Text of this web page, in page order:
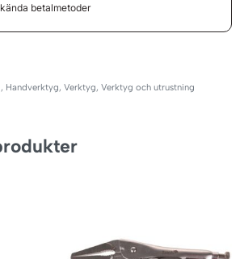
betalmetoder
, Handverktyg, Verktyg, Verktyg och utrustning